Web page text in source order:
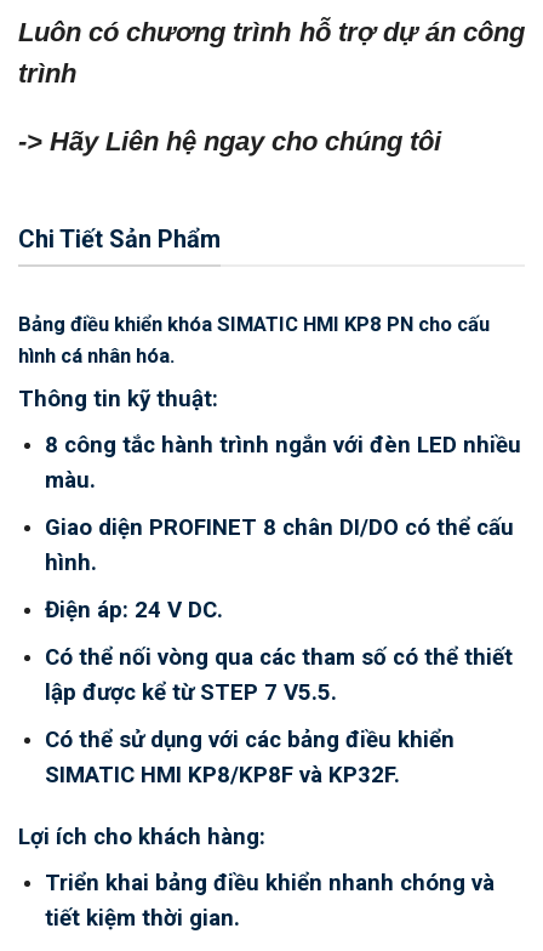
Luôn có chương trình hỗ trợ dự án công
trình
-> Hãy Liên hệ ngay cho chúng tôi
Chi Tiết Sản Phẩm
Bảng điều khiển khóa SIMATIC HMI KP8 PN cho cấu
hình cá nhân hóa.
Thông tin kỹ thuật:
8 công tắc hành trình ngắn với đèn LED nhiều
màu.
Giao diện PROFINET 8 chân DI/DO có thể cấu
hình.
Điện áp: 24 V DC.
Có thể nối vòng qua các tham số có thể thiết
lập được kể từ STEP 7 V5.5.
Có thể sử dụng với các bảng điều khiển
SIMATIC HMI KP8/KP8F và KP32F.
Lợi ích cho khách hàng:
Triển khai bảng điều khiển nhanh chóng và
tiết kiệm thời gian.